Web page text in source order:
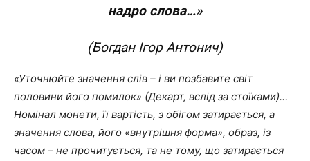
надро слова…»
(Богдан Ігор Антонич)
«Уточнюйте значення слів – і ви позбавите світ
половини його помилок» (Декарт, вслід за стоїками)…
Номінал монети, її вартість, з обігом затирається, а
значення слова, його «внутрішня форма», образ, із
часом – не прочитується, та не тому, що затирається